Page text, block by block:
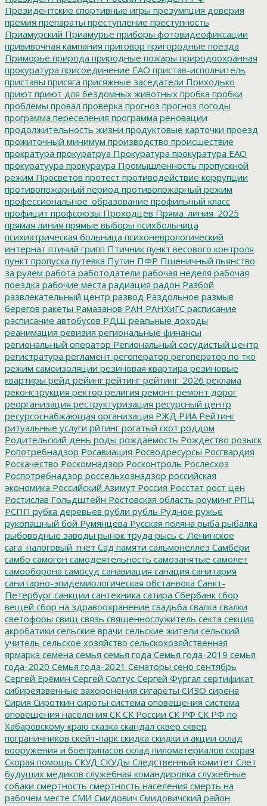
Президентские спортивные игры презумпция доверия
премия препараты преступление преступность
Приамурский Приамурье приборы фотовидеофиксации
прививочная кампания приговор пригородные поезда
Приморье природа природные пожары природоохранная
прокуратура присоединение ЕАО пристав-исполнитель
приставы присяга присяжные заседатели Приходько
приют приют для бездомных животных пробка пробки
проблемы провал проверка прогноз прогноз погоды
программа переселения программа реновации
продолжительность жизни продуктовые карточки проезд
прожиточный минимум производство происшествие
прократура прокуратруа Прокуратура прокуратура ЕАО
прокуратуура прокураура Промышленность пропускной
режим Просветов протест противодействие коррупции
противопожарный период противопожарный режим
профессиональное_образование профильный класс
профицит профсоюзы Проходцев Пряма_линия_2025
прямая линия прямые выборы психбольница
психиатрическая больница психоневрологический
интернат птичий грипп Птичник пункт весового контроля
пункт пропуска путевка Путин ПФР Пшеничный пьянство
за рулем работа работодатели рабочая неделя рабочая
поездка рабочие места радиация радон Разбой
развлекательный центр развод Раздольное размыв
берегов ракеты Рамазанов РАН РАНХиГС расписание
расписание автобусов РДШ реальные доходы
реанимация ревизия региональные финансы
региональный оператор Региональный сосудистый центр
регистратура регламент регоператор регоператор по тко
режим самоизоляции резиновая квартира резиновые
квартиры рейд рейинг рейтинг рейтинг_2026 реклама
реконструкция ректор религия ремонт ремонт дорог
реорганизация реструктуризация ресурсный центр
ресурсоснабжающая организация РЖД РИА Рейтинг
ритуальные услуги рйтинг рогатый скот роддом
Родительский день роды рождаемость Рождество розыск
Ропотребнадзор Росавиация Росводресурсы Росгвардия
Роскачество Роскомнадзор Росконтроль Рослесхоз
Роспотребнадзор россельхознадзор российская
экономика Российский Азимут Россия Росстат рост цен
Ростислав Гольдштейн Ростовская область роуминг РПЦ
РСПП рубка деревьев рубли рубль Рудное ружье
рукопашный бой Румянцева Русская поляна рыба рыбалка
рыбоводные заводы рынок труда рысь с. Ленинское
сага_налоговый_гнет Сад памяти сальмонеллез Самбери
самбо самогон самодеятельность самозанятые самолет
самооборона самосуд санавиация санация санитария
санитарно-эпидемиологическая обстанвока Санкт-
Петербург санкции сантехника сатира Сбербанк сбор
вещей сбор на здравоохранение свадьба свалка свалки
светофоры свищ связь священнослужитель секта секция
акробатики сельские врачи сельские жители сельский
учитель сельское хозяйство сельскохозяйственная
ярмарка семена семья семья года Семья года-2019 семья
года-2020 Семья года-2021 Сенаторы сено сентябрь
Сергей Ерёмин Сергей Солтус Сергей Фургал сертификат
сибиреязвенные захоронения сигареты СИЗО сирена
Сирия Сироткин сироты система оповещения система
оповещения населения СК СК России СК РФ СК РФ по
Хабаровскому краю сказка скандал сквер сквер
пограничников скейт-парк скидка скидки и акции склад
вооружения и боеприпасов склад пиломатериалов скорая
Скорая помощь СКУД СКУДы Следственный комитет Слет
будущих медиков служебная командировка служебные
собаки смертность смертность населения смерть на
рабочем месте СМИ Смидович Смидовичский район